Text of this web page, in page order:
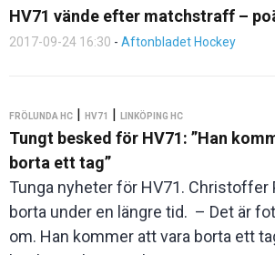
HV71 vände efter matchstraff –
2017-09-24 16:30 - Aftonbladet Hockey
FRÖLUNDA HC | HV71 | LINKÖPING HC
Tungt besked för HV71: ”Han
borta ett tag”
Tunga nyheter för HV71. Christoffer
borta under en längre tid. – Det är
om. Han kommer att vara borta ett